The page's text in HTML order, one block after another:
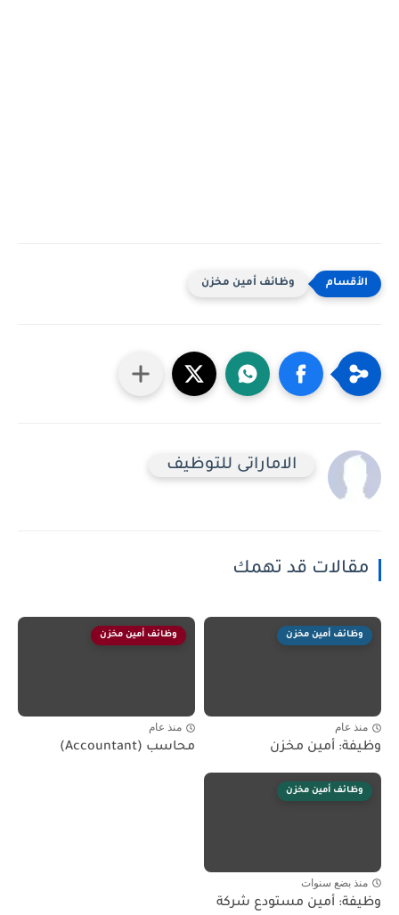
وظائف أمين مخزن
الاماراتى للتوظيف
مقالات قد تهمك
وظائف أمين مخزن
منذ عام
وظيفة: أمين مخزن
وظائف أمين مخزن
منذ عام
محاسب (Accountant)
وظائف أمين مخزن
منذ بضع سنوات
وظيفة: أمين مستودع شركة